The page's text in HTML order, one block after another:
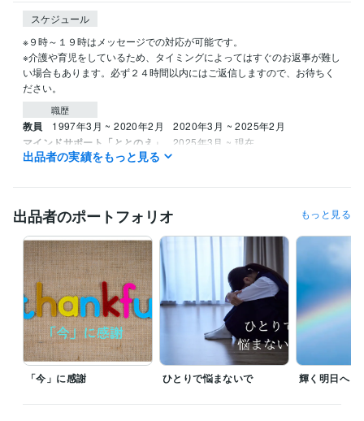
スケジュール
※９時～１９時はメッセージでの対応が可能です。
※介護や育児をしているため、タイミングによってはすぐのお返事が難し
い場合もあります。必ず２４時間以内にはご返信しますので、お待ちく
ださい。
職歴
教員 1997年3月 ~ 2020年2月 2020年3月 ~ 2025年2月
マインドサポート「ととのえ」 2025年3月 ~ 現在
ココナラブログ「知的障害＆自閉スペクトラム症児の子育て」 教師
資格・検定
実用英語技能検定準1級 取得年 : 1995年
日本漢字能力検定準1級 取得年 : 2022年
メンタルケア心理士 取得年 : 2014年
日商簿記検定3級 取得年 : 2024年
情報処理技術者（初級システムアドミニストレータ）
取得年 : 2004
年
秘書技能検定3級 取得年 : 1996年
中学校教諭免許 取得年 : 1996年
高等学校教諭免許 取得年 : 1996年
出品者の実績をもっと見る
出品者のポートフォリオ もっと見る
「今」に感謝 ひとりで悩まないで 輝く明日へ